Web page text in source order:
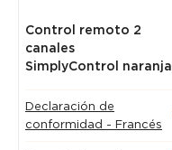
Control remoto 2
canales
SimplyControl naranja
Declaración de
conformidad - Francés